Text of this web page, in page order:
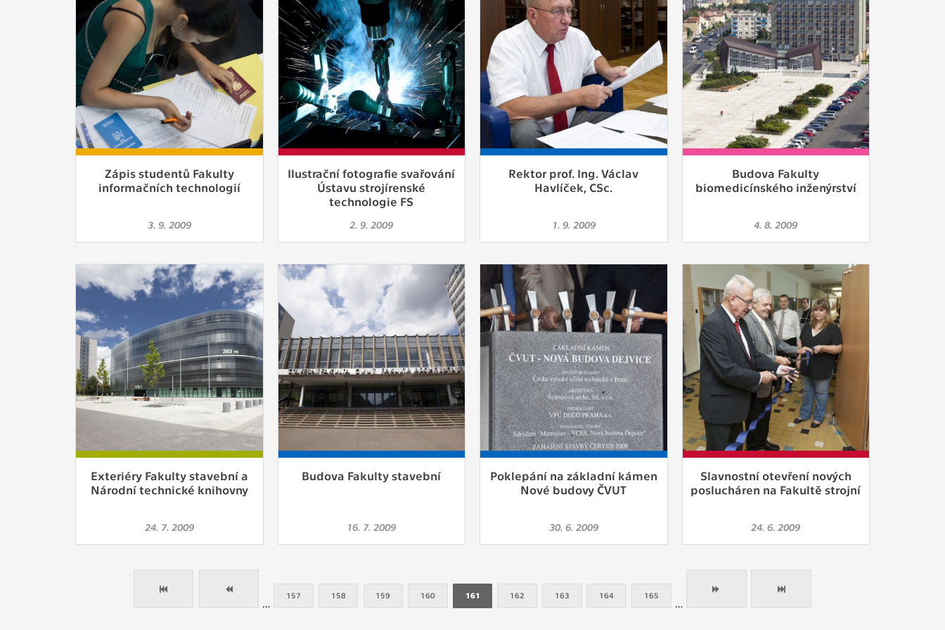
Zápis studentů Fakulty
informačních technologií
3. 9. 2009
Ilustrační fotografie svařování
Ústavu strojírenské
technologie FS
2. 9. 2009
Rektor prof. Ing. Václav
Havlíček, CSc.
1. 9. 2009
Budova Fakulty
biomedicínského inženýrství
4. 8. 2009
Exteriéry Fakulty stavební a
Národní technické knihovny
24. 7. 2009
Budova Fakulty stavební
16. 7. 2009
Poklepání na základní kámen
Nové budovy ČVUT
30. 6. 2009
Slavnostní otevření nových
poslucháren na Fakultě strojní
24. 6. 2009
…
157 158 159 160 161 162 163 164 165
…